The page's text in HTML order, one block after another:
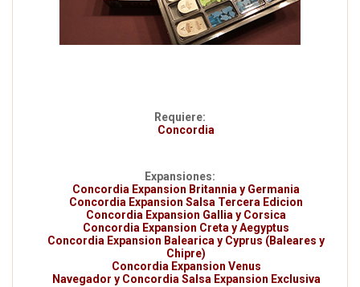
Requiere:
Concordia
Expansiones:
Concordia Expansion Britannia y Germania
Concordia Expansion Salsa Tercera Edicion
Concordia Expansion Gallia y Corsica
Concordia Expansion Creta y Aegyptus
Concordia Expansion Balearica y Cyprus (Baleares y
Chipre)
Concordia Expansion Venus
Navegador y Concordia Salsa Expansion Exclusiva